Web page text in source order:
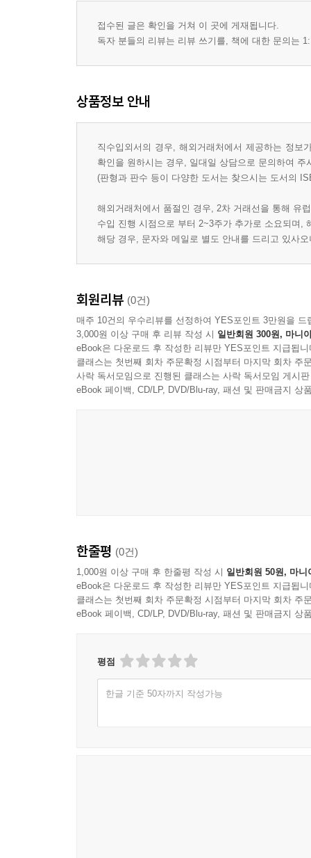
접수된 글은 확인을 거쳐 이 곳에 게재됩니다.
독자 분들의 리뷰는 리뷰 쓰기를, 책에 대한 문의는
상품정보 안내
직수입외서의 경우, 해외거래처에서 제공하는 정
확인을 원하시는 경우, 일대일 상담으로 문의하여 주
(판형과 판수 등이 다양한 도서는 찾으시는 도서의
해외거래처에서 품절인 경우, 2차 거래선을 통해 유
수입 진행 시점으로 부터 2~3주가 추가로 소요되며,
해당 경우, 문자와 메일로 별도 안내를 드리고 있사
회원리뷰 (0건)
매주 10건의 우수리뷰를 선정하여 YES포인트 3만원을 드
3,000원 이상 구매 후 리뷰 작성 시 일반회원 300원, 마니
eBook은 다운로드 후 작성한 리뷰만 YES포인트 지급됩니
클래스는 첫번째 회차 주문확정 시점부터 마지막 회차 주
사락 독서모임으로 진행된 클래스는 사락 독서모임 게시
eBook 페이백, CD/LP, DVD/Blu-ray, 패션 및 판매금지 상
한줄평 (0건)
1,000원 이상 구매 후 한줄평 작성 시 일반회원 50원, 마니
eBook은 다운로드 후 작성한 리뷰만 YES포인트 지급됩니
클래스는 첫번째 회차 주문확정 시점부터 마지막 회차 주
eBook 페이백, CD/LP, DVD/Blu-ray, 패션 및 판매금지 상
평점
한글 기준 50자까지 작성가능